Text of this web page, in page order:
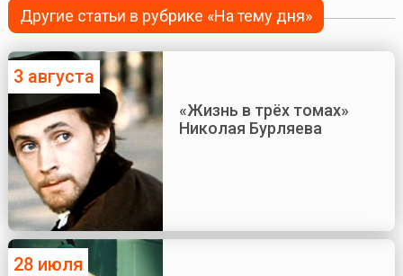
Другие статьи в рубрике «На тему дня»
3 августа
«Жизнь в трёх томах»
Николая Бурляева
28 июля